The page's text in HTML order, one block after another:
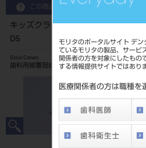
モリタのポータルサイト デン
ているモリタの製品、サービ
関係者の方を対象にしたもの
する情報提供サイトではあり
医療関係者の方は職種を
この商品に関するお問い合わせ
キッズクラウン 乳歯冠 10入第一
D5
Steal Crown
歯科用被覆冠成形品